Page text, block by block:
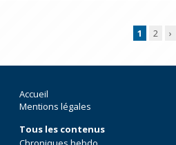
1 2 ›
Accueil
Mentions légales
Tous les contenus